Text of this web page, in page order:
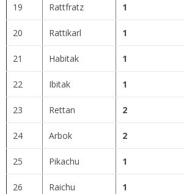
19 Rattfratz 1
20 Rattikarl 1
21 Habitak 1
22 Ibitak 1
23 Rettan 2
24 Arbok 2
25 Pikachu 1
26 Raichu 1